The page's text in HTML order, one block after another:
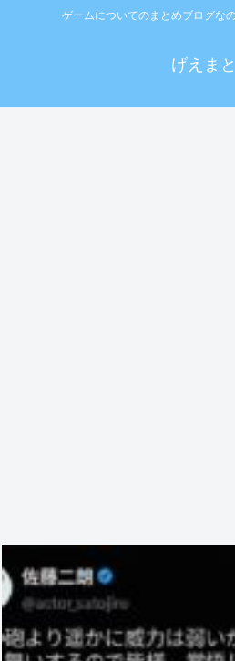
ゲームについてのまとめブログな
げえまと